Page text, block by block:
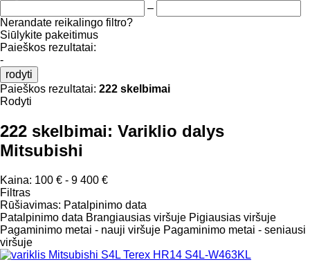
–
Nerandate reikalingo filtro?
Siūlykite pakeitimus
Paieškos rezultatai:
-
rodyti
Paieškos rezultatai: 222 skelbimai
Rodyti
222 skelbimai: Variklio dalys
Mitsubishi
Kaina: 100 € - 9 400 €
Filtras
Rūšiavimas: Patalpinimo data
Patalpinimo data Brangiausias viršuje Pigiausias viršuje
Pagaminimo metai - nauji viršuje Pagaminimo metai - seniausi
viršuje